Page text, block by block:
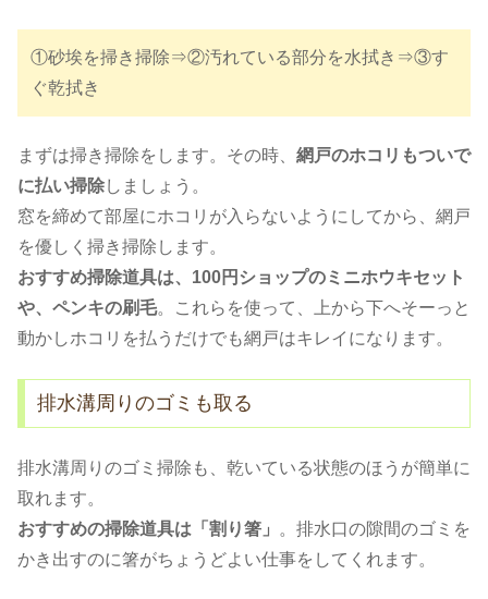
①砂埃を掃き掃除⇒②汚れている部分を水拭き⇒③す
ぐ乾拭き
まずは掃き掃除をします。その時、 網戸のホコリもついで
に払い掃除しましょう。
窓を締めて部屋にホコリが入らないようにしてから、網戸
を優しく掃き掃除します。
おすすめ掃除道具は、100円ショップのミニホウキセット
や、ペンキの刷毛。これらを使って、上から下へそーっと
動かしホコリを払うだけでも網戸はキレイになります。
排水溝周りのゴミも取る
排水溝周りのゴミ掃除も、乾いている状態のほうが簡単に
取れます。
おすすめの掃除道具は「割り箸」
。排水口の隙間のゴミを
かき出すのに箸がちょうどよい仕事をしてくれます。